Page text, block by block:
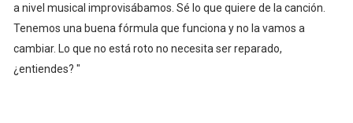
a nivel musical improvisábamos. Sé lo que quiere de la canción.
Tenemos una buena fórmula que funciona y no la vamos a
cambiar. Lo que no está roto no necesita ser reparado,
¿entiendes? "